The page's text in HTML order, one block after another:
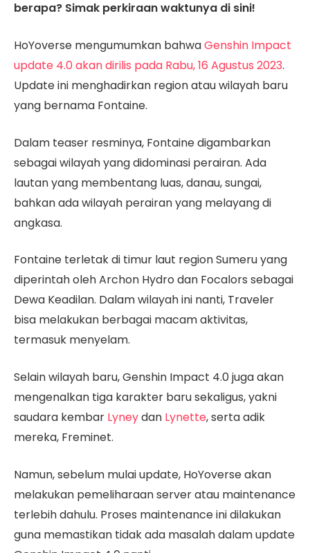
berapa? Simak perkiraan waktunya di sini!
HoYoverse mengumumkan bahwaGenshin Impact
update 4.0 akan dirilis pada Rabu, 16 Agustus 2023.
Update ini menghadirkan region atau wilayah baru
yang bernama Fontaine.
Dalam teaser resminya, Fontaine digambarkan
sebagai wilayah yang didominasi perairan. Ada
lautan yang membentang luas, danau, sungai,
bahkan ada wilayah perairan yang melayang di
angkasa.
Fontaine terletak di timur laut region Sumeru yang
diperintah oleh Archon Hydro dan Focalors sebagai
Dewa Keadilan. Dalam wilayah ini nanti, Traveler
bisa melakukan berbagai macam aktivitas,
termasuk menyelam.
Selain wilayah baru, Genshin Impact 4.0 juga akan
mengenalkan tiga karakter baru sekaligus, yakni
saudara kembar Lyneydan Lynette, serta adik
mereka, Freminet.
Namun, sebelum mulai update, HoYoverse akan
melakukan pemeliharaan server atau maintenance
terlebih dahulu. Proses maintenance ini dilakukan
guna memastikan tidak ada masalah dalam update